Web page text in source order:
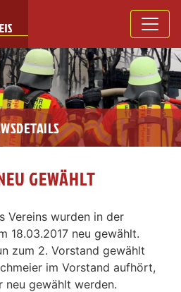
GEWÄHLT
Vereins wurden in der
18.03.2017 neu gewählt.
zum 2. Vorstand gewählt
im Vorstand aufhört,
neu gewählt werden.